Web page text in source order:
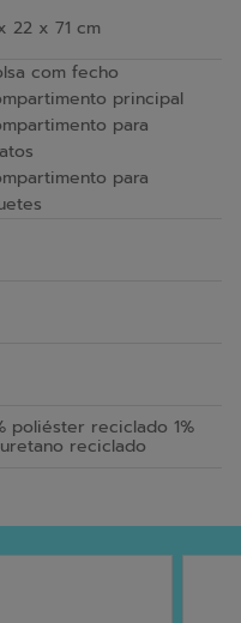
22 x 71 cm
com fecho
principal
para
para
poliéster reciclado 1%
reciclado